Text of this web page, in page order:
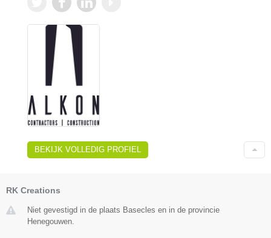
BEKIJK VOLLEDIG PROFIEL
RK Creations
Niet gevestigd in de plaats Basecles en in de provincie
Henegouwen.